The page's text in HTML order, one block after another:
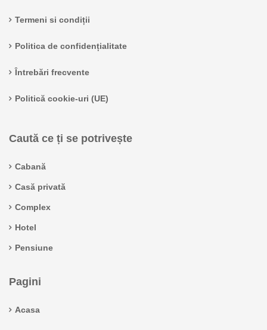
Termeni si condiții
Politica de confidențialitate
Întrebări frecvente
Politică cookie-uri (UE)
Caută ce ți se potrivește
Cabană
Casă privată
Complex
Hotel
Pensiune
Pagini
Acasa